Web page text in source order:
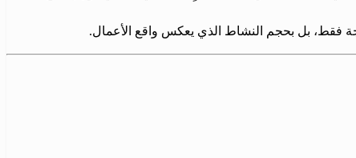
فقط، بل بحجم النشاط الذي يعكس واقع الأعمال.